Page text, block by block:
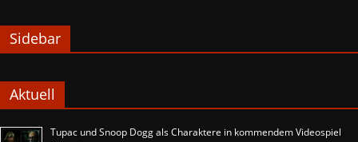
Sidebar
Aktuell
Tupac und Snoop Dogg als Charaktere in kommendem Videospiel